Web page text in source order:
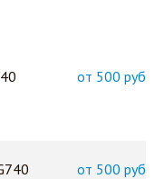
от 500 руб
от 500 руб